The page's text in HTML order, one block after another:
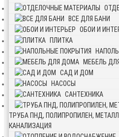
ВСЕ ДЛЯ БАНИ
ОБОИ И
ПЛИТКА
МЕБЕЛЬ
САД И ДОМ
НАСОСЫ
САНТЕХНИКА
ТРУБА ПНД, ПОЛИПРОПИЛЕН,
КАНАЛИЗАЦИЯ